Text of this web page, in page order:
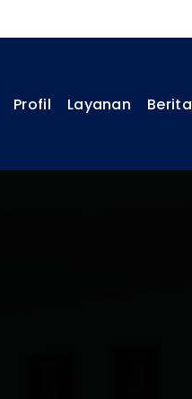
Profil Layanan Berita